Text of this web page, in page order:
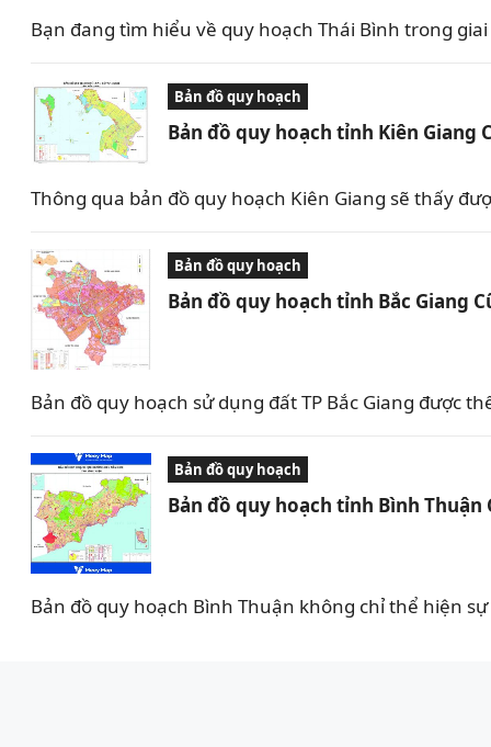
Bạn đang tìm hiểu về quy hoạch Thái Bình trong
Bản đồ quy hoạch
Bản đồ quy hoạch tỉnh Kiên Giang
Thông qua bản đồ quy hoạch Kiên Giang sẽ thấy
Bản đồ quy hoạch
Bản đồ quy hoạch tỉnh Bắc Giang
Bản đồ quy hoạch sử dụng đất TP Bắc Giang được
Bản đồ quy hoạch
Bản đồ quy hoạch tỉnh Bình Thuận
Bản đồ quy hoạch Bình Thuận không chỉ thể hiện